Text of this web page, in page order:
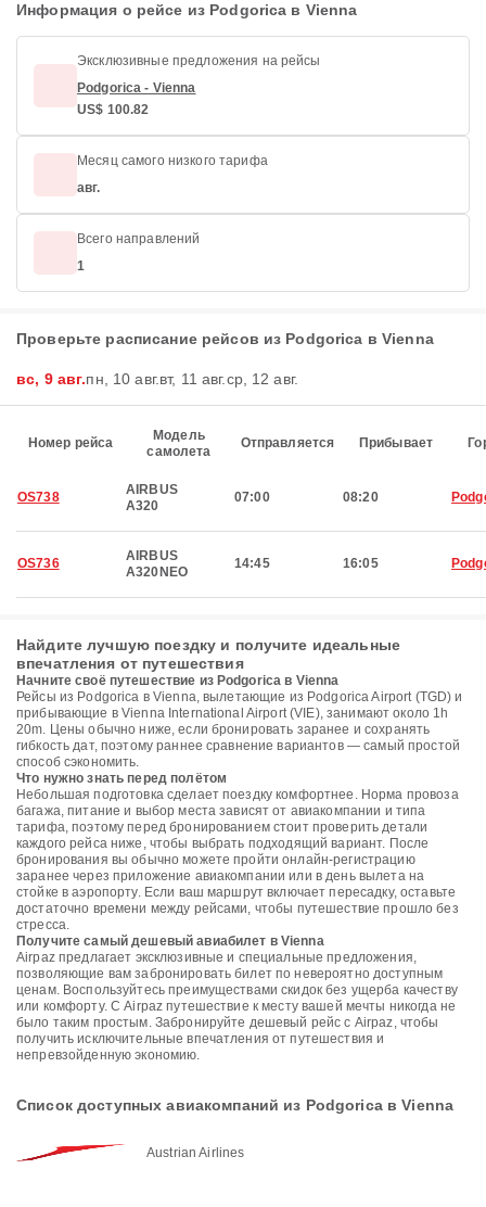
Информация о рейсе из Podgorica в Vienna
Эксклюзивные предложения на рейсы
Podgorica - Vienna
US$ 100.82
Месяц самого низкого тарифа
авг.
Всего направлений
1
Проверьте расписание рейсов из Podgorica в Vienna
вс, 9 авг.пн, 10 авг.вт, 11 авг.ср, 12 авг.
Номер рейса
Модель
самолета
Отправляется Прибывает
OS738
AIRBUS
A320
07:00 08:20
OS736
AIRBUS
A320NEO
14:45 16:05
Найдите лучшую поездку и получите идеальные
впечатления от путешествия
Начните своё путешествие из Podgorica в Vienna
Рейсы из Podgorica в Vienna, вылетающие из Podgorica Airport (TGD) и
прибывающие в Vienna International Airport (VIE), занимают около 1h
20m. Цены обычно ниже, если бронировать заранее и сохранять
гибкость дат, поэтому раннее сравнение вариантов — самый простой
способ сэкономить.
Что нужно знать перед полётом
Небольшая подготовка сделает поездку комфортнее. Норма провоза
багажа, питание и выбор места зависят от авиакомпании и типа
тарифа, поэтому перед бронированием стоит проверить детали
каждого рейса ниже, чтобы выбрать подходящий вариант. После
бронирования вы обычно можете пройти онлайн-регистрацию
заранее через приложение авиакомпании или в день вылета на
стойке в аэропорту. Если ваш маршрут включает пересадку, оставьте
достаточно времени между рейсами, чтобы путешествие прошло без
стресса.
Получите самый дешевый авиабилет в Vienna
Airpaz предлагает эксклюзивные и специальные предложения,
позволяющие вам забронировать билет по невероятно доступным
ценам. Воспользуйтесь преимуществами скидок без ущерба качеству
или комфорту. С Airpaz путешествие к месту вашей мечты никогда не
было таким простым. Забронируйте дешевый рейс с Airpaz, чтобы
получить исключительные впечатления от путешествия и
непревзойденную экономию.
Список доступных авиакомпаний из Podgorica в Vienna
Austrian Airlines